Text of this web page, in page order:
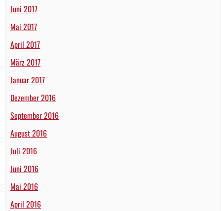
Juni 2017
Mai 2017
April 2017
März 2017
Januar 2017
Dezember 2016
September 2016
August 2016
Juli 2016
Juni 2016
Mai 2016
April 2016